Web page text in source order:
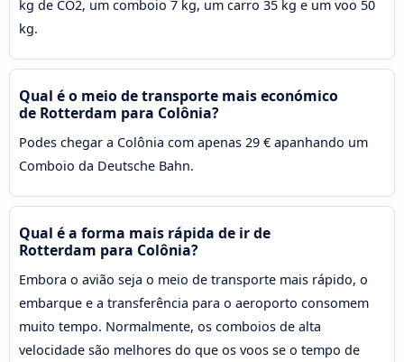
kg de CO2, um comboio 7 kg, um carro 35 kg e um voo 50
kg.
Qual é o meio de transporte mais económico
de Rotterdam para Colônia?
Podes chegar a Colônia com apenas 29 € apanhando um
Comboio da Deutsche Bahn.
Qual é a forma mais rápida de ir de
Rotterdam para Colônia?
Embora o avião seja o meio de transporte mais rápido, o
embarque e a transferência para o aeroporto consomem
muito tempo. Normalmente, os comboios de alta
velocidade são melhores do que os voos se o tempo de